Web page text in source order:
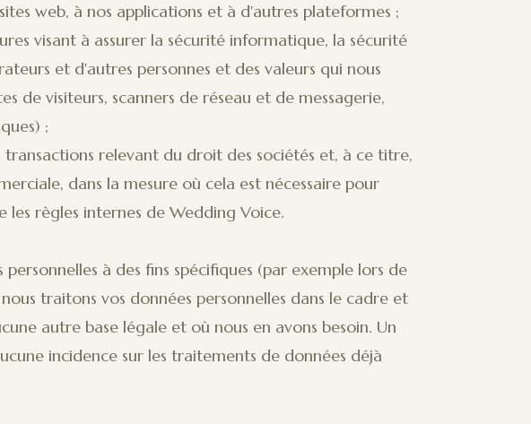
web, à nos applications et à d'autres plateformes ;
visant à assurer la sécurité informatique, la sécurité
et d'autres personnes et des valeurs qui nous
de visiteurs, scanners de réseau et de messagerie,
;
relevant du droit des sociétés et, à ce titre,
dans la mesure où cela est nécessaire pour
les règles internes de Wedding Voice.
à des fins spécifiques (par exemple lors de
traitons vos données personnelles dans le cadre et
autre base légale et où nous en avons besoin. Un
incidence sur les traitements de données déjà